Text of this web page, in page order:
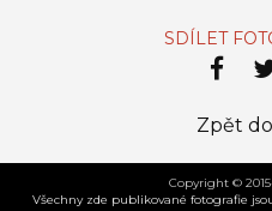
SDÍLET
Zpět
Copyright ©
Všechny zde publikované fotografie